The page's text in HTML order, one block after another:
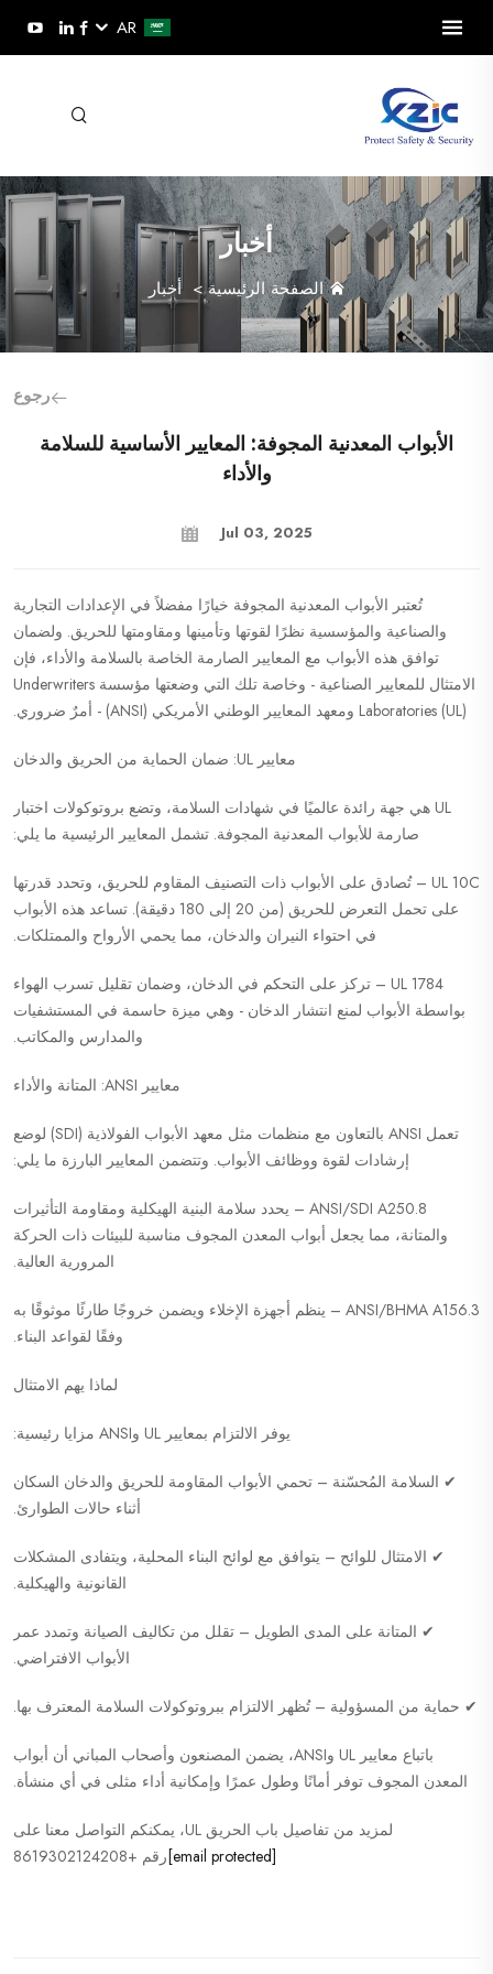
AR
أخبار
الصفحة الرئيسية>أخبار
رجوع
الأبواب المعدنية المجوفة: المعايير الأساسية للسلامة
والأداء
Jul 03, 2025
تُعتبر الأبواب المعدنية المجوفة خيارًا مفضلاً في الإعدادات التجارية
والصناعية والمؤسسية نظرًا لقوتها وتأمينها ومقاومتها للحريق. ولضمان
توافق هذه الأبواب مع المعايير الصارمة الخاصة بالسلامة والأداء، فإن
الامتثال للمعايير الصناعية - وخاصة تلك التي وضعتها مؤسسة Underwriters
Laboratories (UL) ومعهد المعايير الوطني الأمريكي (ANSI) - أمرٌ ضروري.
معايير UL: ضمان الحماية من الحريق والدخان
UL هي جهة رائدة عالميًا في شهادات السلامة، وتضع بروتوكولات اختبار
صارمة للأبواب المعدنية المجوفة. تشمل المعايير الرئيسية ما يلي:
UL 10C – تُصادق على الأبواب ذات التصنيف المقاوم للحريق، وتحدد قدرتها
على تحمل التعرض للحريق (من 20 إلى 180 دقيقة). تساعد هذه الأبواب
في احتواء النيران والدخان، مما يحمي الأرواح والممتلكات.
UL 1784 – تركز على التحكم في الدخان، وضمان تقليل تسرب الهواء
بواسطة الأبواب لمنع انتشار الدخان - وهي ميزة حاسمة في المستشفيات
والمدارس والمكاتب.
معايير ANSI: المتانة والأداء
تعمل ANSI بالتعاون مع منظمات مثل معهد الأبواب الفولاذية (SDI) لوضع
إرشادات لقوة ووظائف الأبواب. وتتضمن المعايير البارزة ما يلي:
ANSI/SDI A250.8 – يحدد سلامة البنية الهيكلية ومقاومة التأثيرات
والمتانة، مما يجعل أبواب المعدن المجوف مناسبة للبيئات ذات الحركة
المرورية العالية.
ANSI/BHMA A156.3 – ينظم أجهزة الإخلاء ويضمن خروجًا طارئًا موثوقًا به
وفقًا لقواعد البناء.
لماذا يهم الامتثال
يوفر الالتزام بمعايير UL وANSI مزايا رئيسية:
✔ السلامة المُحسّنة – تحمي الأبواب المقاومة للحريق والدخان السكان
أثناء حالات الطوارئ.
✔ الامتثال للوائح – يتوافق مع لوائح البناء المحلية، ويتفادى المشكلات
القانونية والهيكلية.
✔ المتانة على المدى الطويل – تقلل من تكاليف الصيانة وتمدد عمر
الأبواب الافتراضي.
✔ حماية من المسؤولية – تُظهر الالتزام ببروتوكولات السلامة المعترف بها.
باتباع معايير UL وANSI، يضمن المصنعون وأصحاب المباني أن أبواب
المعدن المجوف توفر أمانًا وطول عمرًا وإمكانية أداء مثلى في أي منشأة.
لمزيد من تفاصيل باب الحريق UL، يمكنكم التواصل معنا على
[email protected]
رقم +8619302124208